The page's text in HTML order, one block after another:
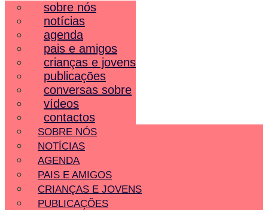
sobre nós
notícias
agenda
pais e amigos
crianças e jovens
publicações
conversas sobre
vídeos
contactos
SOBRE NÓS
NOTÍCIAS
AGENDA
PAIS E AMIGOS
CRIANÇAS E JOVENS
PUBLICAÇÕES